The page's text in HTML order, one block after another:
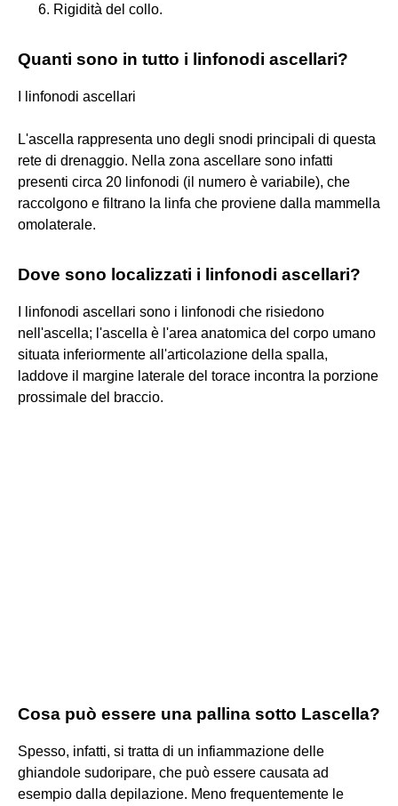
Rigidità del collo.
Quanti sono in tutto i linfonodi ascellari?
I linfonodi ascellari
L'ascella rappresenta uno degli snodi principali di questa
rete di drenaggio. Nella zona ascellare sono infatti
presenti circa 20 linfonodi (il numero è variabile), che
raccolgono e filtrano la linfa che proviene dalla mammella
omolaterale.
Dove sono localizzati i linfonodi ascellari?
I linfonodi ascellari sono i linfonodi che risiedono
nell'ascella; l'ascella è l'area anatomica del corpo umano
situata inferiormente all'articolazione della spalla,
laddove il margine laterale del torace incontra la porzione
prossimale del braccio.
Cosa può essere una pallina sotto Lascella?
Spesso, infatti, si tratta di un infiammazione delle
ghiandole sudoripare, che può essere causata ad
esempio dalla depilazione. Meno frequentemente le